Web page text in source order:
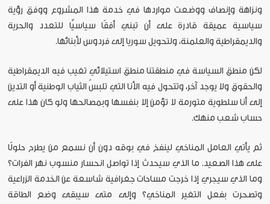
ونزاهة وإنصاف ووضعت مواردها في خدمة هذا المشروع ووفق رؤية
سياسية عميقة قادرة على أن تبني أفقًا سياسيًّا للتعدد والحرية
والديمقراطية والعلمنة، ولتحويل سوريا إلى فردوس لأبنائها.
لكن منطق السياسة في منطقتنا منطق استيلائي تغيب فيه الديمقراطية
والحقوق ولا يوجد آخر، وتتحول فيه الأنا التي تلبسُ الثياب الوطنية أو التدين
إلى أنا سلطوية متورمة لا تؤمن إلا بنفسها وبمصالحها ولو كان هذا على
حساب شعب منهك.
ثم يأتي العامل المناخي لينفخ في بوقه دون أن نسمع من يطرح حلولًا
على هذا الصعيد. ما الذي سيحدث إذا تواصل انحسار منسوب نهر الفرات؟
وما الذي سيجري إذا خرجت مساحات جغرافية شاسعة عن الخدمة الزراعية
وتصحرت بفعل التغير المناخي؟ وإلى متى سيبقى وضع الطاقة